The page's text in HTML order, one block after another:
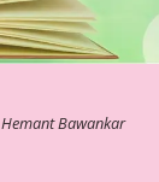
Hemant Bawankar